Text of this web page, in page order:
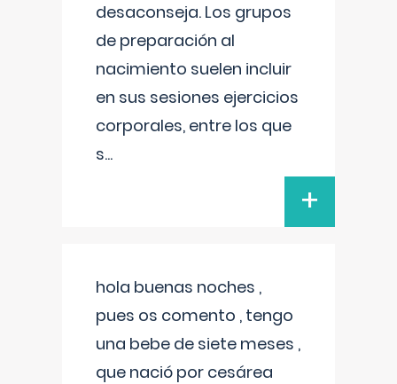
desaconseja. Los grupos
de preparación al
nacimiento suelen incluir
en sus sesiones ejercicios
corporales, entre los que
s...
+
hola buenas noches ,
pues os comento , tengo
una bebe de siete meses ,
que nació por cesárea